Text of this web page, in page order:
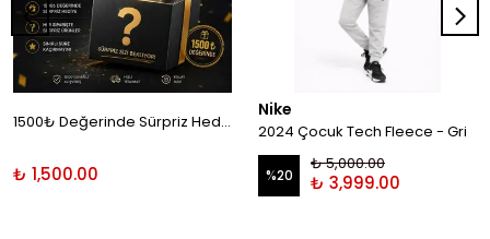
1500₺ Değerinde Sürpriz Hediye!
₺ 1,500.00
Nike
2024 Çocuk Tech Fleece - Gri
%20
₺ 5,000.00
₺ 3,999.00